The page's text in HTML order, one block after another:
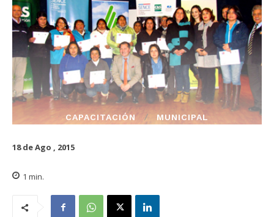
CAPACITACIÓN MUNICIPAL
18 de Ago , 2015
1 min.